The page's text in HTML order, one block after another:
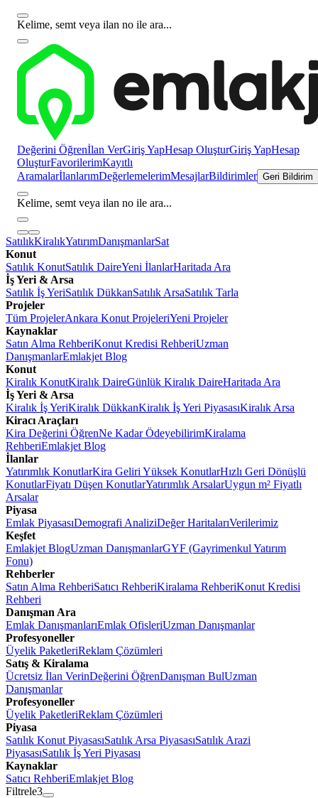
Kelime, semt veya ilan no ile ara...
Değerini Öğrenİlan VerGiriş YapHesap OluşturGiriş YapHesap
OluşturFavorilerimKayıtlı
AramalarİlanlarımDeğerlemelerimMesajlarBildirimler Geri Bildirim
Kelime, semt veya ilan no ile ara...
SatılıkKiralıkYatırımDanışmanlarSat
Konut
Satılık KonutSatılık DaireYeni İlanlarHaritada Ara
İş Yeri & Arsa
Satılık İş YeriSatılık DükkanSatılık ArsaSatılık Tarla
Projeler
Tüm ProjelerAnkara Konut ProjeleriYeni Projeler
Kaynaklar
Satın Alma RehberiKonut Kredisi RehberiUzman
DanışmanlarEmlakjet Blog
Konut
Kiralık KonutKiralık DaireGünlük Kiralık DaireHaritada Ara
İş Yeri & Arsa
Kiralık İş YeriKiralık DükkanKiralık İş Yeri PiyasasıKiralık Arsa
Kiracı Araçları
Kira Değerini ÖğrenNe Kadar ÖdeyebilirimKiralama
RehberiEmlakjet Blog
İlanlar
Yatırımlık KonutlarKira Geliri Yüksek KonutlarHızlı Geri Dönüşlü
KonutlarFiyatı Düşen KonutlarYatırımlık ArsalarUygun m² Fiyatlı
Arsalar
Piyasa
Emlak PiyasasıDemografi AnaliziDeğer HaritalarıVerilerimiz
Keşfet
Emlakjet BlogUzman DanışmanlarGYF (Gayrimenkul Yatırım
Fonu)
Rehberler
Satın Alma RehberiSatıcı RehberiKiralama RehberiKonut Kredisi
Rehberi
Danışman Ara
Emlak DanışmanlarıEmlak OfisleriUzman Danışmanlar
Profesyoneller
Üyelik PaketleriReklam Çözümleri
Satış & Kiralama
Ücretsiz İlan VerinDeğerini ÖğrenDanışman BulUzman
Danışmanlar
Profesyoneller
Üyelik PaketleriReklam Çözümleri
Piyasa
Satılık Konut PiyasasıSatılık Arsa PiyasasıSatılık Arazi
PiyasasıSatılık İş Yeri Piyasası
Kaynaklar
Satıcı RehberiEmlakjet Blog
Filtrele3